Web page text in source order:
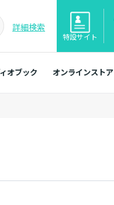
詳細検索
特設サイト
オブック オンラインストア